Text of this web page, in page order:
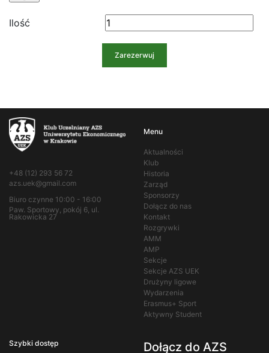
Ilość
+48 (12) 293 56 72
azs.uek@gmail.com
Biuro czynne 10:00 - 16:00
Paw. Sportowy, pokój 6, ul.
Rakowicka 27
Menu
Aktualności
Klub
Historia
Zarząd
Sponsorzy
Dołącz do nas
Kontakt
Rozgrywki
AMM
AMP
Sekcje
Sekcje AZS UEK
Drużyny ligowe
Wydarzenia
Erasmus+ Sport
Aktywny Student
Szybki dostęp Dołącz do AZS